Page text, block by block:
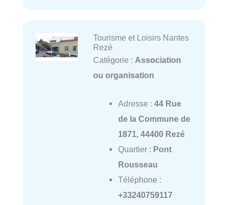
Tourisme et Loisirs Nantes
Rezé
Catégorie : Association
ou organisation
Adresse : 44 Rue
de la Commune de
1871, 44400 Rezé
Quartier : Pont
Rousseau
Téléphone :
+33240759117